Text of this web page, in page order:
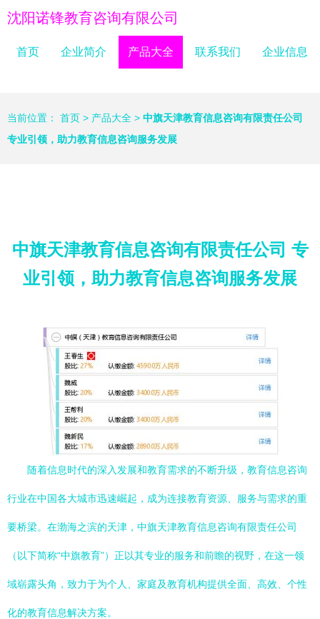
沈阳诺锋教育咨询有限公司
首页 企业简介 产品大全 联系我们 企业信息
当前位置： 首页 > 产品大全 > 中旗天津教育信息咨询有限责任公司
专业引领，助力教育信息咨询服务发展
中旗天津教育信息咨询有限责任公司 专
业引领，助力教育信息咨询服务发展
随着信息时代的深入发展和教育需求的不断升级，教育信息咨询
行业在中国各大城市迅速崛起，成为连接教育资源、服务与需求的重
要桥梁。在渤海之滨的天津，中旗天津教育信息咨询有限责任公司
（以下简称“中旗教育”）正以其专业的服务和前瞻的视野，在这一领
域崭露头角，致力于为个人、家庭及教育机构提供全面、高效、个性
化的教育信息解决方案。